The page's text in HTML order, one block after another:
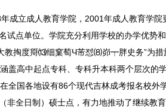
立成人教育学院，2001年成人教育学院
点单位。学院充分利用学校的办学优势
教掏度搿⒀细窠萄Ч芾怼⑻峁┯胖史务”为措
盖高中起点专科、专科升本科两个层次的
国各地设有86个现代吉林成考报名校外
全日制）硕士点，有力地推动了继续教育